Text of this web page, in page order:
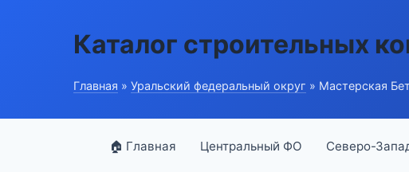
Каталог строительных
Главная » Уральский федеральный округ » Мастерская
🏠 Главная Центральный ФО Северо-